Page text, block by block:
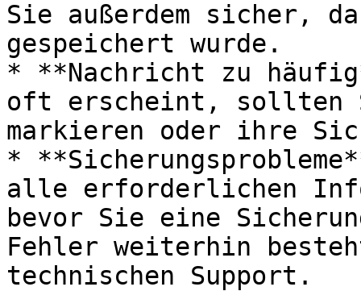
Sie außerdem sicher,
gespeichert wurde.
* **Nachricht zu
oft erscheint, sollten
markieren oder ihre
*
alle erforderlichen
bevor Sie eine
Fehler weiterhin
technischen Support.